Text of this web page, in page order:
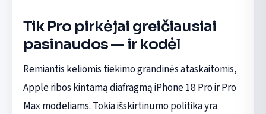
Tik Pro pirkėjai greičiausiai
pasinaudos — ir kodėl
Remiantis keliomis tiekimo grandinės ataskaitomis,
Apple ribos kintamą diafragmą iPhone 18 Pro ir Pro
Max modeliams. Tokia išskirtinumo politika yra